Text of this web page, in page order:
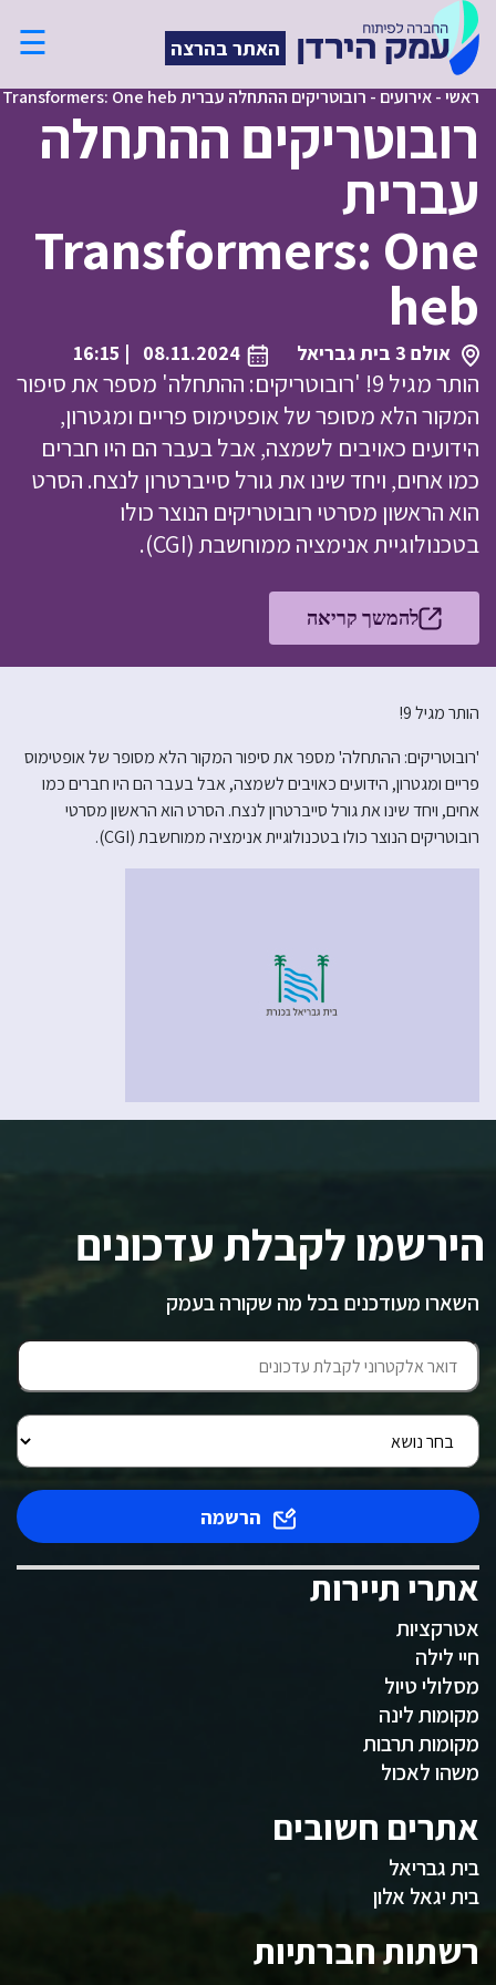
האתר בהרצה ☰
ראשי-אירועים - רובוטריקים ההתחלה עברית Transformers: One heb
רובוטריקים ההתחלה
עברית
Transformers: One
heb
אולם 3 בית גבריאל 08.11.2024
| 16:15
הותר מגיל 9! 'רובוטריקים: ההתחלה' מספר את סיפור
המקור הלא מסופר של אופטימוס פריים ומגטרון,
הידועים כאויבים לשמצה, אבל בעבר הם היו חברים
כמו אחים, ויחד שינו את גורל סייברטרון לנצח. הסרט
הוא הראשון מסרטי רובוטריקים הנוצר כולו
בטכנולוגיית אנימציה ממוחשבת (CGI).
להמשך קריאה
הותר מגיל 9!
'רובוטריקים: ההתחלה' מספר את סיפור המקור הלא מסופר של אופטימוס
פריים ומגטרון, הידועים כאויבים לשמצה, אבל בעבר הם היו חברים כמו
אחים, ויחד שינו את גורל סייברטרון לנצח. הסרט הוא הראשון מסרטי
רובוטריקים הנוצר כולו בטכנולוגיית אנימציה ממוחשבת (CGI).
הירשמו לקבלת עדכונים
השארו מעודכנים בכל מה שקורה בעמק
הרשמה
אתרי תיירות
אטרקציות
חיי לילה
מסלולי טיול
מקומות לינה
מקומות תרבות
משהו לאכול
אתרים חשובים
בית גבריאל
בית יגאל אלון
רשתות חברתיות